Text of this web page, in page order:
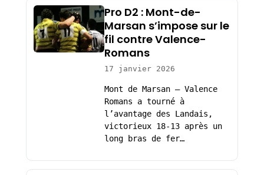
Pro D2 : Mont-de-
Marsan s’impose sur le
fil contre Valence-
Romans
17 janvier 2026
Mont de Marsan – Valence
Romans a tourné à
l’avantage des Landais,
victorieux 18-13 après un
long bras de fer…